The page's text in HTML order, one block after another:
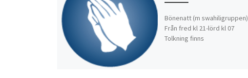
Bönenatt (m swahiligruppen)
Från fred kl 21-lörd kl 07
Tolkning finns